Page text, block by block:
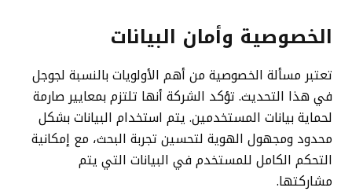
الخصوصية وأمان البيانات
تعتبر مسألة الخصوصية من أهم الأولويات بالنسبة لجوجل
في هذا التحديث. تؤكد الشركة أنها تلتزم بمعايير صارمة
لحماية بيانات المستخدمين. يتم استخدام البيانات بشكل
محدود ومجهول الهوية لتحسين تجربة البحث، مع إمكانية
التحكم الكامل للمستخدم في البيانات التي يتم
مشاركتها.